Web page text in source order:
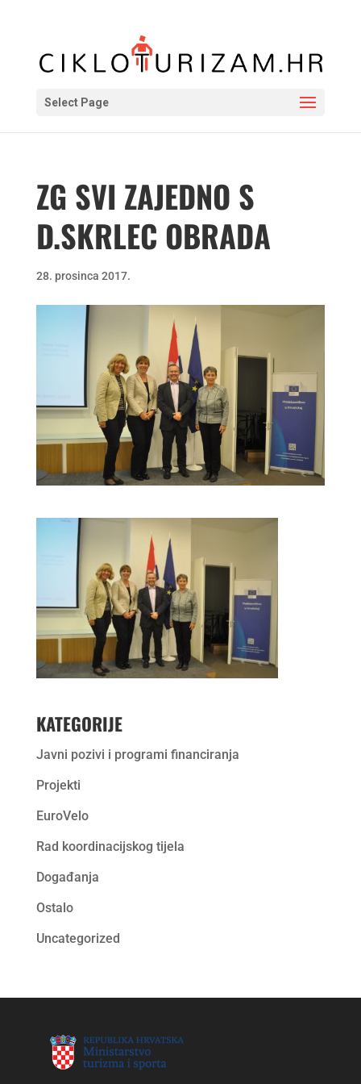
Select Page
ZG SVI ZAJEDNO S
D.SKRLEC OBRADA
28. prosinca 2017.
KATEGORIJE
Javni pozivi i programi financiranja
Projekti
EuroVelo
Rad koordinacijskog tijela
Događanja
Ostalo
Uncategorized